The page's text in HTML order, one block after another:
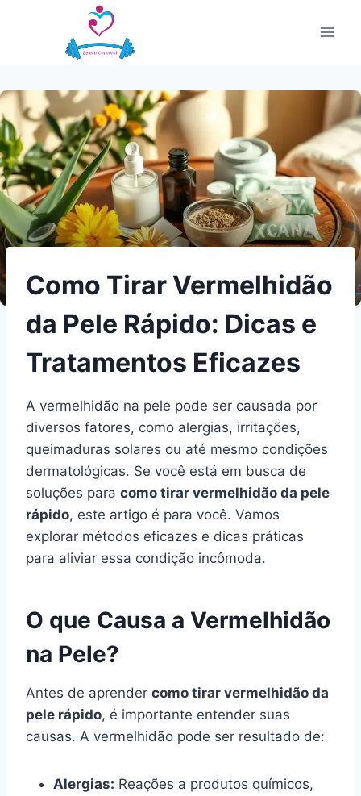
Como Tirar Vermelhidão
da Pele Rápido: Dicas e
Tratamentos Eficazes
A vermelhidão na pele pode ser causada por
diversos fatores, como alergias, irritações,
queimaduras solares ou até mesmo condições
dermatológicas. Se você está em busca de
soluções para como tirar vermelhidão da pele
rápido, este artigo é para você. Vamos
explorar métodos eficazes e dicas práticas
para aliviar essa condição incômoda.
O que Causa a Vermelhidão
na Pele?
Antes de aprender como tirar vermelhidão da
pele rápido, é importante entender suas
causas. A vermelhidão pode ser resultado de:
Alergias: Reações a produtos químicos,